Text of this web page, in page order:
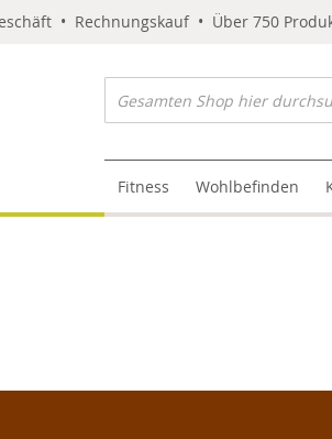
• Rechnungskauf • Über 750
Fitness Wohlbefinden